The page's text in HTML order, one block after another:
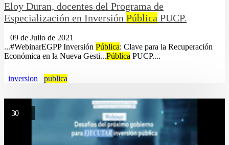
Eloy Duran, docentes del Programa de
Especialización en Inversión Pública PUCP.
09 de Julio de 2021
...#WebinarEGPP Inversión Pública: Clave para la Recuperación
Económica en la Nueva Gesti...Pública PUCP....
inversion publica
30